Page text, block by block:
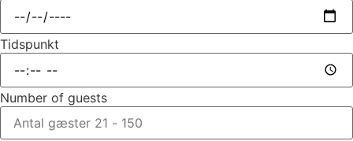
Tidspunkt
Number of guests